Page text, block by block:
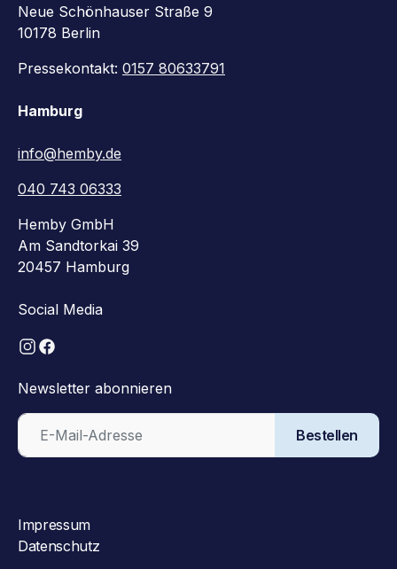
Neue Schönhauser Straße 9
10178 Berlin
Pressekontakt: 0157 80633791
Hamburg
info@hemby.de
040 743 06333
Hemby GmbH
Am Sandtorkai 39
20457 Hamburg
Social Media
Newsletter abonnieren
Bestellen
Impressum
Datenschutz